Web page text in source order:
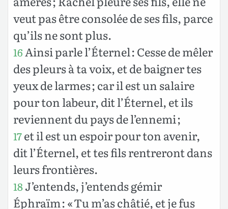
veut pas être consolée de ses fils, parce
qu’ils ne sont plus.
16Ainsi parle l’Éternel : Cesse de mêler
des pleurs à ta voix, et de baigner tes
yeux de larmes ; car il est un salaire
pour ton labeur, dit l’Éternel, et ils
reviennent du pays de l’ennemi ;
17et il est un espoir pour ton avenir,
dit l’Éternel, et tes fils rentreront dans
leurs frontières.
18J’entends, j’entends gémir
Éphraïm : « Tu m’as châtié, et je fus